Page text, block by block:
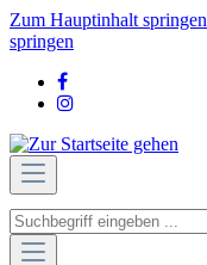
Zum Hauptinhalt springen
springen